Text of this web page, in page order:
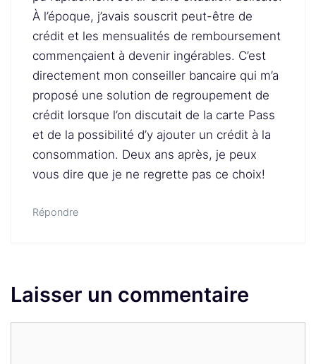
À l’époque, j’avais souscrit peut-être de
crédit et les mensualités de remboursement
commençaient à devenir ingérables. C’est
directement mon conseiller bancaire qui m’a
proposé une solution de regroupement de
crédit lorsque l’on discutait de la carte Pass
et de la possibilité d’y ajouter un crédit à la
consommation. Deux ans après, je peux
vous dire que je ne regrette pas ce choix!
Répondre
Laisser un commentaire